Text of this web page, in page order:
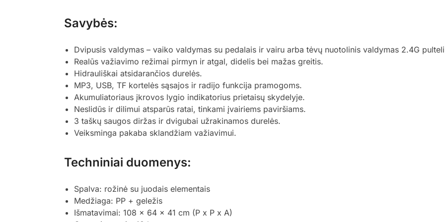
Savybės:
Dvipusis valdymas – vaiko valdymas su pedalais ir vairu arba tėvų nuotolinis valdymas 2.4G
Realūs važiavimo režimai pirmyn ir atgal, didelis bei mažas greitis.
Hidrauliškai atsidarančios durelės.
MP3, USB, TF kortelės sąsajos ir radijo funkcija pramogoms.
Akumuliatoriaus įkrovos lygio indikatorius prietaisų skydelyje.
Neslidūs ir dilimui atsparūs ratai, tinkami įvairiems paviršiams.
3 taškų saugos diržas ir dvigubai užrakinamos durelės.
Veiksminga pakaba sklandžiam važiavimui.
Techniniai duomenys:
Spalva: rožinė su juodais elementais
Medžiaga: PP + geležis
Išmatavimai: 108 x 64 x 41 cm (P x P x A)